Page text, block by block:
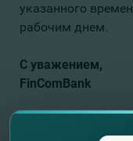
указанного
рабочим днем.
С уважением,
FinComBank